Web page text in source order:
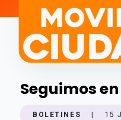
Seguimos
BOLETINES 15